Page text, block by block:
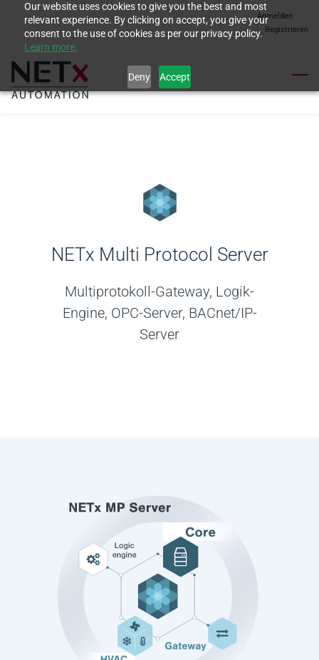
Our website uses cookies to give you the best and most
relevant experience. By clicking on accept, you give your
consent to the use of cookies as per our privacy policy.
Learn more.
Deny Accept
main
content
Anmelden
Registrieren
NETx Multi Protocol Server
Multiprotokoll-Gateway, Logik-
Engine, OPC-Server, BACnet/IP-
Server